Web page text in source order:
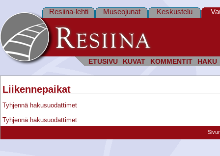
ETUSIVU KUVAT KOMMENTIT HAKU
Resiina-lehti Museojunat Keskustelu
Liikennepaikat
Tyhjennä hakusuodattimet
Tyhjennä hakusuodattimet